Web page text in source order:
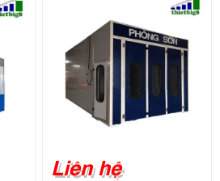
Liên hệ